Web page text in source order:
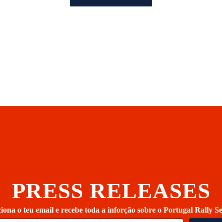
PRESS RELEASES
o teu email e recebe toda a inforção sobre o Portugal Rally